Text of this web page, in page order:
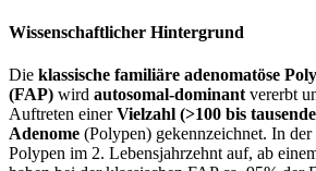
Wissenschaftlicher Hintergrund
Die klassische familiäre adenomatöse
(FAP) wird autosomal-dominantvererbt
Auftreten einerVielzahl (>100 bis
Adenome (Polypen) gekennzeichnet. In der
Polypen im 2. Lebensjahrzehnt auf, ab